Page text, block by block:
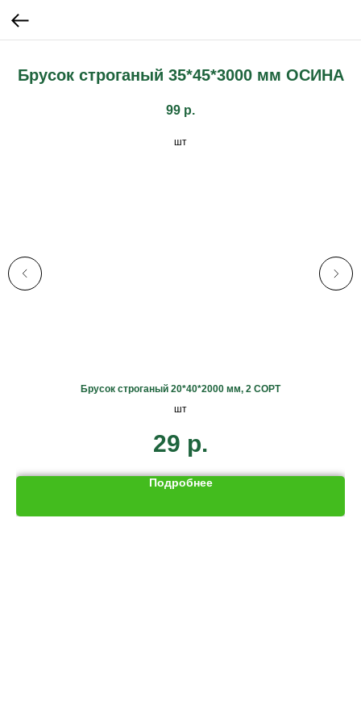
Брусок строганый 35*45*3000 мм ОСИНА
99 р.
шт
Брусок строганый 20*40*2000 мм, 2 СОРТ
шт
29 р.
Подробнее